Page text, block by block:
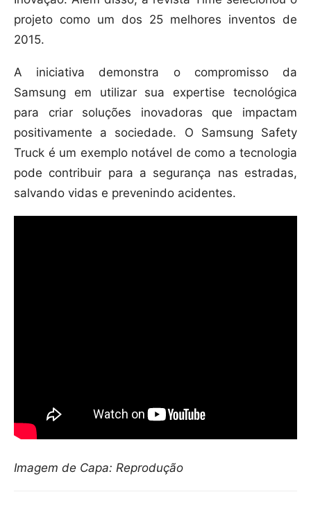
projeto como um dos 25 melhores inventos de
2015.
A iniciativa demonstra o compromisso da
Samsung em utilizar sua expertise tecnológica
para criar soluções inovadoras que impactam
positivamente a sociedade. O Samsung Safety
Truck é um exemplo notável de como a tecnologia
pode contribuir para a segurança nas estradas,
salvando vidas e prevenindo acidentes.
Imagem de Capa: Reprodução